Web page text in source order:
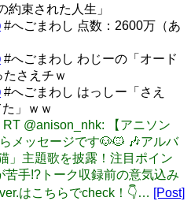
束された人生」
#へごまわし 点数：2600万（あ
#へごまわし わじーの「オード
さえチｗ
#へごまわし はっしー「さえ
」ｗｗ
RT @anison_nhk: 【アニソン
メッセージです🐶🐱 🎶アルバ
」主題歌を披露！注目ポイン
苦手!?トーク収録前の意気込み
はこちらでcheck！👇… [Post]